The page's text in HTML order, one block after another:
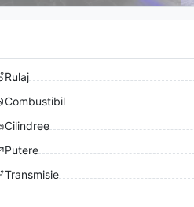
Rulaj
Combustibil
Cilindree
Putere
Transmisie